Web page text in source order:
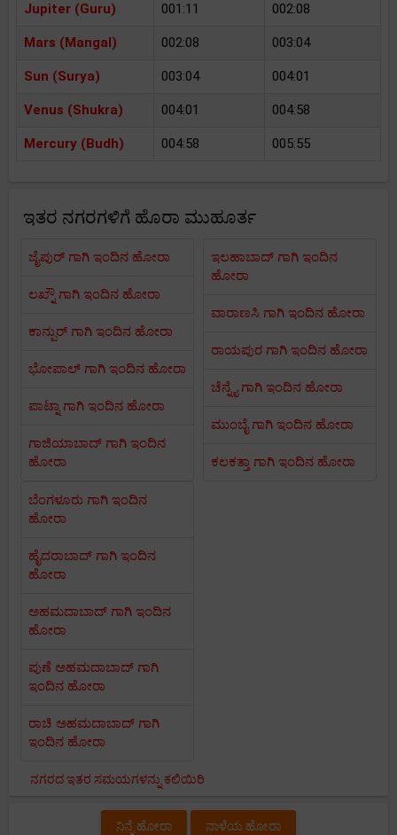
Jupiter (Guru) 001:11 002:08
Mars (Mangal) 002:08 003:04
Sun (Surya) 003:04 004:01
Venus (Shukra) 004:01 004:58
Mercury (Budh) 004:58 005:55
ಇತರ ನಗರಗಳಿಗೆ ಹೊರಾ ಮುಹೂರ್ತ
ಜೈಪುರ್ ಗಾಗಿ ಇಂದಿನ ಹೋರಾ
ಲಖ್ನೌ ಗಾಗಿ ಇಂದಿನ ಹೋರಾ
ಕಾನ್ಪುರ್ ಗಾಗಿ ಇಂದಿನ ಹೋರಾ
ಭೋಪಾಲ್ ಗಾಗಿ ಇಂದಿನ ಹೋರಾ
ಪಾಟ್ನಾ ಗಾಗಿ ಇಂದಿನ ಹೋರಾ
ಗಾಜಿಯಾಬಾದ್ ಗಾಗಿ ಇಂದಿನ
ಹೋರಾ
ಇಲಹಾಬಾದ್ ಗಾಗಿ ಇಂದಿನ
ಹೋರಾ
ವಾರಾಣಸಿ ಗಾಗಿ ಇಂದಿನ ಹೋರಾ
ರಾಯಪುರ ಗಾಗಿ ಇಂದಿನ ಹೋರಾ
ಚೆನ್ನೈ ಗಾಗಿ ಇಂದಿನ ಹೋರಾ
ಮುಂಬೈ ಗಾಗಿ ಇಂದಿನ ಹೋರಾ
ಕಲಕತ್ತಾ ಗಾಗಿ ಇಂದಿನ ಹೋರಾ
ಬೆಂಗಳೂರು ಗಾಗಿ ಇಂದಿನ
ಹೋರಾ
ಹೈದರಾಬಾದ್ ಗಾಗಿ ಇಂದಿನ
ಹೋರಾ
ಅಹಮದಾಬಾದ್ ಗಾಗಿ ಇಂದಿನ
ಹೋರಾ
ಪುಣೆ ಅಹಮದಾಬಾದ್ ಗಾಗಿ
ಇಂದಿನ ಹೋರಾ
ರಾಚಿ ಅಹಮದಾಬಾದ್ ಗಾಗಿ
ಇಂದಿನ ಹೋರಾ
ನಗರದ ಇತರ ಸಮಯಗಳನ್ನು ಕಲಿಯಿರಿ
ನಿನ್ನೆ ಹೋರಾ ನಾಳೆಯ ಹೋರಾ